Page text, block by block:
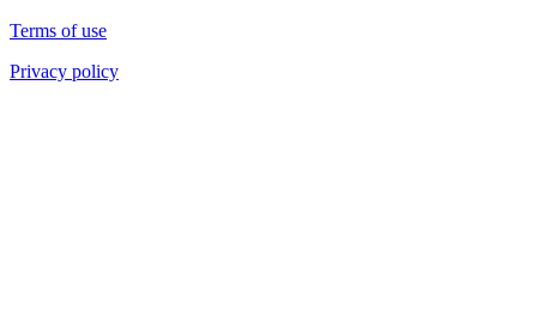
Terms of use
Privacy policy